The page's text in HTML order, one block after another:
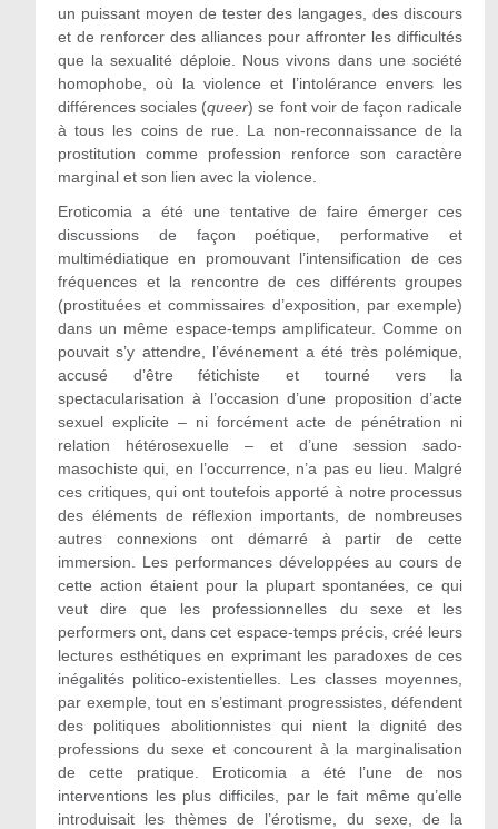
un puissant moyen de tester des langages, des discours
et de renforcer des alliances pour affronter les difficultés
que la sexualité déploie. Nous vivons dans une société
homophobe, où la violence et l’intolérance envers les
différences sociales (queer) se font voir de façon radicale
à tous les coins de rue. La non-reconnaissance de la
prostitution comme profession renforce son caractère
marginal et son lien avec la violence.
Eroticomia a été une tentative de faire émerger ces
discussions de façon poétique, performative et
multimédiatique en promouvant l’intensification de ces
fréquences et la rencontre de ces différents groupes
(prostituées et commissaires d’exposition, par exemple)
dans un même espace-temps amplificateur. Comme on
pouvait s’y attendre, l’événement a été très polémique,
accusé d’être fétichiste et tourné vers la
spectacularisation à l’occasion d’une proposition d’acte
sexuel explicite – ni forcément acte de pénétration ni
relation hétérosexuelle – et d’une session sado-
masochiste qui, en l’occurrence, n’a pas eu lieu. Malgré
ces critiques, qui ont toutefois apporté à notre processus
des éléments de réflexion importants, de nombreuses
autres connexions ont démarré à partir de cette
immersion. Les performances développées au cours de
cette action étaient pour la plupart spontanées, ce qui
veut dire que les professionnelles du sexe et les
performers ont, dans cet espace-temps précis, créé leurs
lectures esthétiques en exprimant les paradoxes de ces
inégalités politico-existentielles. Les classes moyennes,
par exemple, tout en s’estimant progressistes, défendent
des politiques abolitionnistes qui nient la dignité des
professions du sexe et concourent à la marginalisation
de cette pratique. Eroticomia a été l’une de nos
interventions les plus difficiles, par le fait même qu’elle
introduisait les thèmes de l’érotisme, du sexe, de la